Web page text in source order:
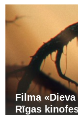
Filma
Rīgas